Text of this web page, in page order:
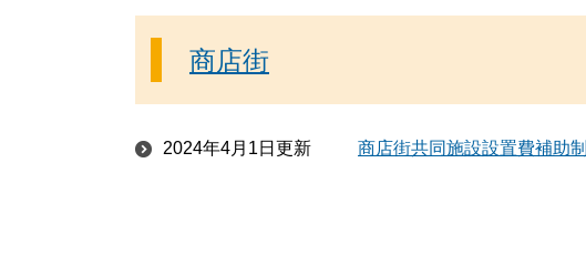
商店街
2024年4月1日更新 商店街共同施設設置費補助